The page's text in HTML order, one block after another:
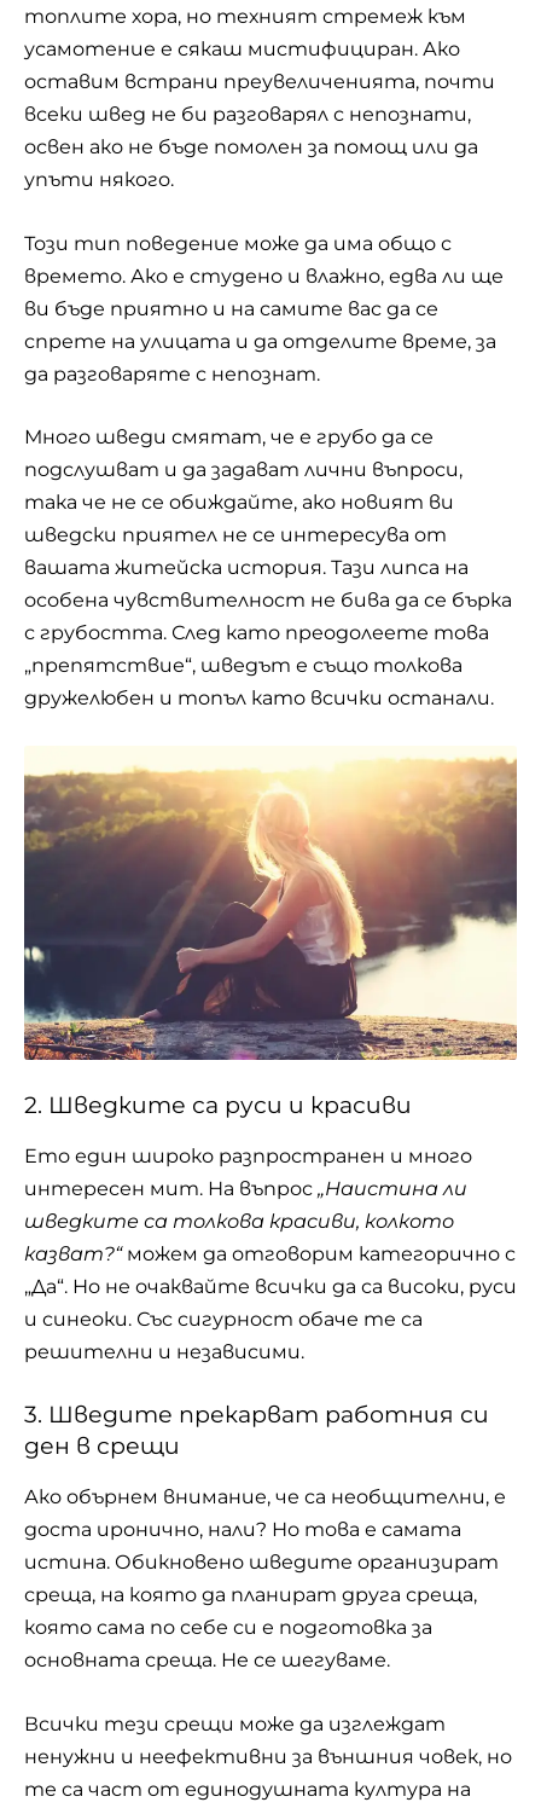
топлите хора, но техният стремеж към
усамотение е сякаш мистифициран. Ако
оставим встрани преувеличенията, почти
всеки швед не би разговарял с непознати,
освен ако не бъде помолен за помощ или да
упъти някого.
Този тип поведение може да има общо с
времето. Ако е студено и влажно, едва ли ще
ви бъде приятно и на самите вас да се
спрете на улицата и да отделите време, за
да разговаряте с непознат.
Много шведи смятат, че е грубо да се
подслушват и да задават лични въпроси,
така че не се обиждайте, ако новият ви
шведски приятел не се интересува от
вашата житейска история. Тази липса на
особена чувствителност не бива да се бърка
с грубостта. След като преодолеете това
„препятствие“, шведът е също толкова
дружелюбен и топъл като всички останали.
2. Шведките са руси и красиви
Ето един широко разпространен и много
интересен мит. На въпрос „Наистина ли
шведките са толкова красиви, колкото
казват?“можем да отговорим категорично с
„Да“. Но не очаквайте всички да са високи, руси
и синеоки. Със сигурност обаче те са
решителни и независими.
3. Шведите прекарват работния си
ден в срещи
Ако обърнем внимание, че са необщителни, е
доста иронично, нали? Но това е самата
истина. Обикновено шведите организират
среща, на която да планират друга среща,
която сама по себе си е подготовка за
основната среща. Не се шегуваме.
Всички тези срещи може да изглеждат
ненужни и неефективни за външния човек, но
те са част от единодушната култура на